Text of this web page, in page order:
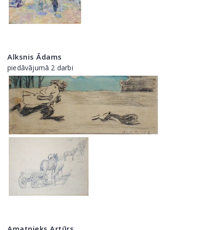
Alksnis Ādams
piedāvājumā 2 darbi